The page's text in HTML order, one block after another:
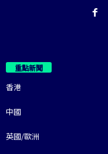
重點新聞
香港
中國
英國/歐洲